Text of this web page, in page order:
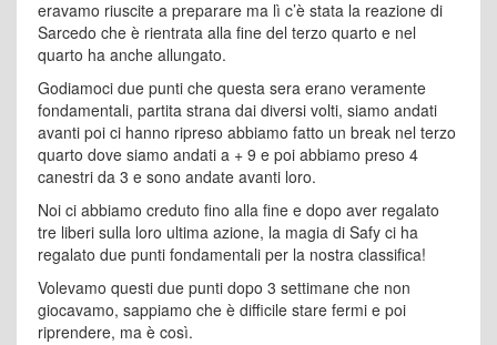
eravamo riuscite a preparare ma lì c’è stata la reazione di
Sarcedo che è rientrata alla fine del terzo quarto e nel
quarto ha anche allungato.
Godiamoci due punti che questa sera erano veramente
fondamentali, partita strana dai diversi volti, siamo andati
avanti poi ci hanno ripreso abbiamo fatto un break nel terzo
quarto dove siamo andati a + 9 e poi abbiamo preso 4
canestri da 3 e sono andate avanti loro.
Noi ci abbiamo creduto fino alla fine e dopo aver regalato
tre liberi sulla loro ultima azione, la magia di Safy ci ha
regalato due punti fondamentali per la nostra classifica!
Volevamo questi due punti dopo 3 settimane che non
giocavamo, sappiamo che è difficile stare fermi e poi
riprendere, ma è così.